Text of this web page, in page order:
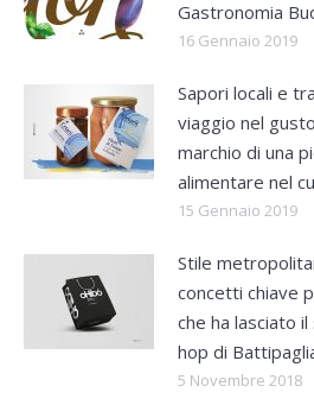
Gastronomia
16 Gennaio 2019
Sapori locali e
viaggio nel
marchio di una
alimentare nel
15 Gennaio 2019
Stile
concetti chiave
che ha lasciato
hop di
5 Novembre 2018